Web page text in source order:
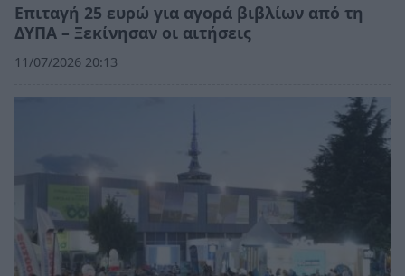
Επιταγή 25 ευρώ για αγορά βιβλίων από τη
ΔΥΠΑ – Ξεκίνησαν οι αιτήσεις
11/07/2026 20:13